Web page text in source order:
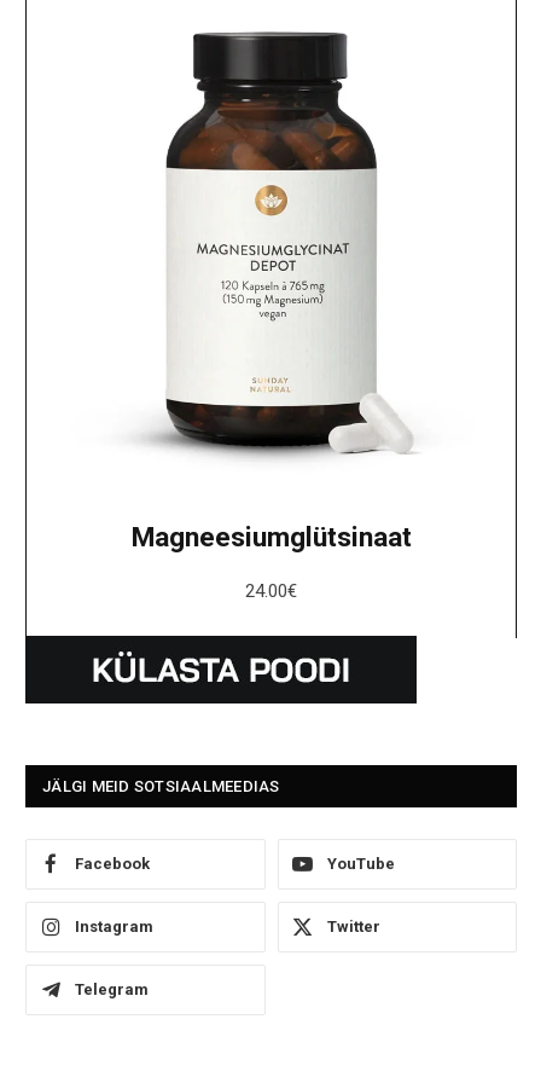
Magneesiumglütsinaat
24.00€
JÄLGI MEID SOTSIAALMEEDIAS
Facebook YouTube
Instagram Twitter
Telegram